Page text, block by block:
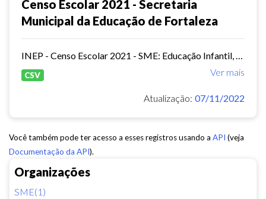
Organizações
SME(1)
Censo Escolar 2021 - Secretaria
Municipal da Educação de Fortaleza
Ver mais
CSV
Atualização: 07/11/2022
Você também pode ter acesso a esses registros usando a API (veja
Documentação da API).